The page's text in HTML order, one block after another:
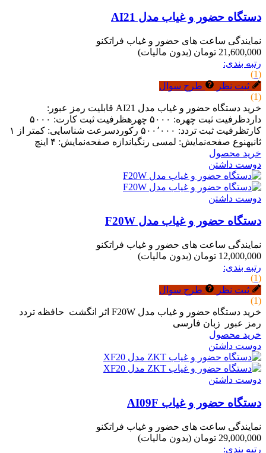
دستگاه حضور و غیاب مدل AI21
نمایندگی ساعت های حضور و غیاب فراتکنو
21,600,000 تومان
(بدون مالیات)
رتبه بندی:
(1)
ثبت نظر
طرح سوال
(1)
خرید دستگاه حضور و غیاب مدل AI21 قابلیت رمز عبور:
داردظرفیت ثبت چهره: ۵۰۰۰ چهرهظرفیت ثبت کارت: ۵۰۰۰
کارتظرفیت ثبت تردد: ۵۰۰٬۰۰۰ رکوردسرعت شناسایی: کمتر از ۱
ثانیهنوع صفحه‌نمایش: لمسی رنگیاندازه صفحه‌نمایش: ۴ اینچ
خرید محصول
دوست داشتن
دوست داشتن
دستگاه حضور و غیاب مدل F20W
نمایندگی ساعت های حضور و غیاب فراتکنو
12,000,000 تومان
(بدون مالیات)
رتبه بندی:
(1)
ثبت نظر
طرح سوال
(1)
خرید دستگاه حضور و غیاب مدل F20W اثر انگشت حافظه تردد
رمز عبور زبان فارسی
خرید محصول
دوست داشتن
دوست داشتن
دستگاه حضور و غیاب AI09F
نمایندگی ساعت های حضور و غیاب فراتکنو
29,000,000 تومان
(بدون مالیات)
رتبه بندی: